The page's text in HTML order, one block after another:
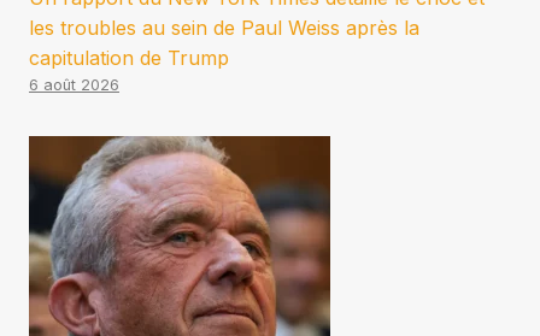
les troubles au sein de Paul Weiss après la
capitulation de Trump
6 août 2026